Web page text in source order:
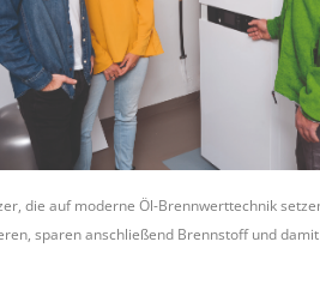
die auf moderne Öl-Brennwerttechnik
sparen anschließend Brennstoff und